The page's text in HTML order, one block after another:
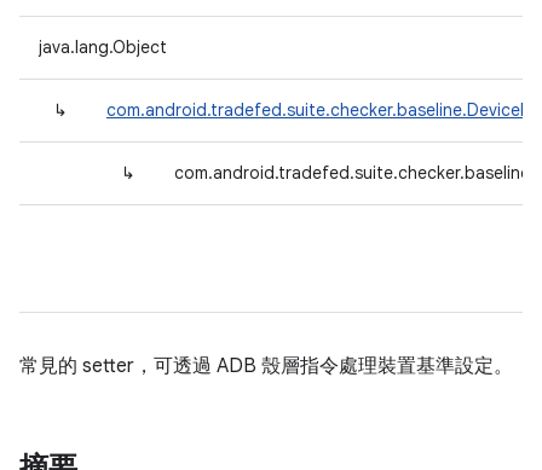
java.lang.Object
↳
↳
常見的 setter，可透過 ADB 殼層指令處理裝置基準設定。